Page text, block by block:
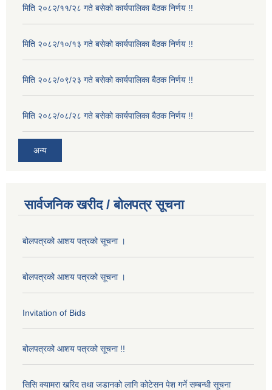
मिति २०८२/११/२८ गते बसेको कार्यपालिका बैठक निर्णय !!
मिति २०८२/१०/१३ गते बसेको कार्यपालिका बैठक निर्णय !!
मिति २०८२/०९/२३ गते बसेको कार्यपालिका बैठक निर्णय !!
मिति २०८२/०८/२८ गते बसेको कार्यपालिका बैठक निर्णय !!
अन्य
सार्वजनिक खरीद / बोलपत्र सूचना
बोलपत्रको आशय पत्रको सूचना ।
बोलपत्रको आशय पत्रको सूचना ।
Invitation of Bids
बोलपत्रको आशय पत्रको सूचना !!
सिसि क्यामरा खरिद तथा जडानको लागि कोटेसन पेश गर्ने सम्बन्धी सूचना